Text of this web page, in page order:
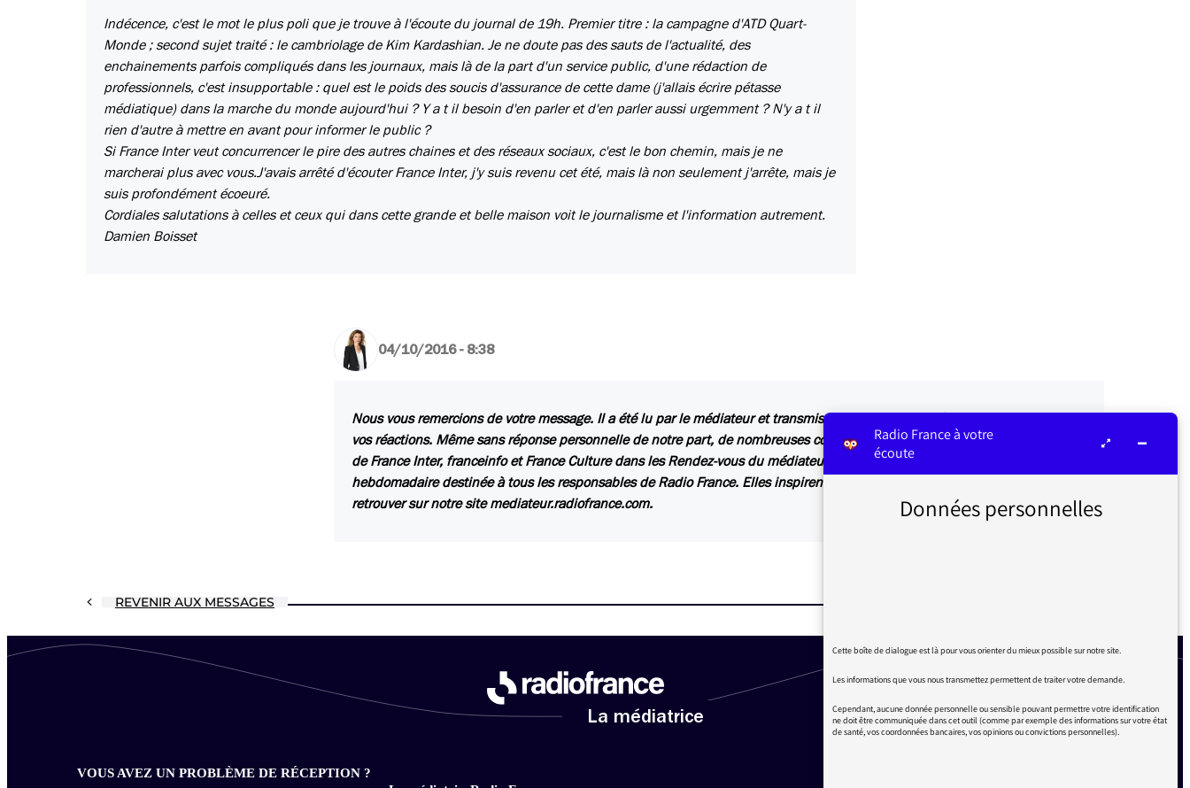
Indécence, c'est le mot le plus poli que je trouve à l'écoute du journal de 19h. Premier titre : la campagne d'ATD Quart-
Monde ; second sujet traité : le cambriolage de Kim Kardashian. Je ne doute pas des sauts de l'actualité, des
enchainements parfois compliqués dans les journaux, mais là de la part d'un service public, d'une rédaction de
professionnels, c'est insupportable : quel est le poids des soucis d'assurance de cette dame (j'allais écrire pétasse
médiatique) dans la marche du monde aujourd'hui ? Y a t il besoin d'en parler et d'en parler aussi urgemment ? N'y a t il
rien d'autre à mettre en avant pour informer le public ?
Si France Inter veut concurrencer le pire des autres chaines et des réseaux sociaux, c'est le bon chemin, mais je ne
marcherai plus avec vous.J'avais arrêté d'écouter France Inter, j'y suis revenu cet été, mais là non seulement j'arrête, mais je
suis profondément écoeuré.
Cordiales salutations à celles et ceux qui dans cette grande et belle maison voit le journalisme et l'information autrement.
Damien Boisset
04/10/2016 - 8:38
Nous vous remercions de votre message. Il a été lu par le médiateur et transmis au service concerné par vos questions ou
vos réactions. Même sans réponse personnelle de notre part, de nombreuses contributions sont relayées sur les antennes
de France Inter, franceinfo et France Culture dans les Rendez-vous du médiateur ou dans Les infos du médiateur, lettre
hebdomadaire destinée à tous les responsables de Radio France. Elles inspirent également des articles explicatifs à
retrouver sur notre site mediateur.radiofrance.com.
REVENIR AUX MESSAGES
La médiatrice
VOUS AVEZ UN PROBLÈME DE RÉCEPTION ?
Radio France à votre
écoute
Données personnelles
Cette boîte de dialogue est là pour vous orienter du mieux possible sur notre site.
Les informations que vous nous transmettez permettent de traiter votre demande.
Cependant, aucune donnée personnelle ou sensible pouvant permettre votre identification
ne doit être communiquée dans cet outil (comme par exemple des informations sur votre état
de santé, vos coordonnées bancaires, vos opinions ou convictions personnelles).